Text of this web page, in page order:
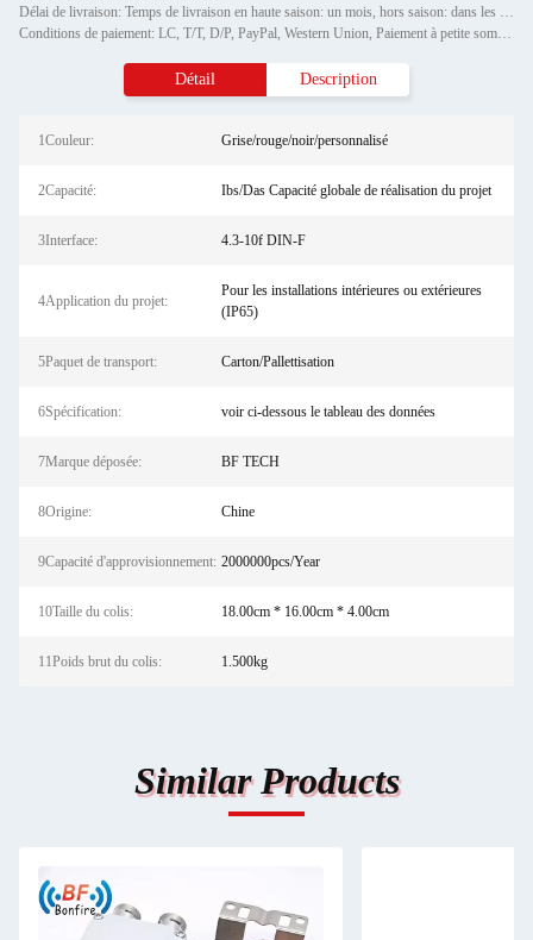
Délai de livraison: Temps de livraison en haute saison: un mois, hors saison: dans les 15 jours ouvrables
Conditions de paiement: LC, T/T, D/P, PayPal, Western Union, Paiement à petite somme, Grammes d'argent
Détail Description
1Couleur: Grise/rouge/noir/personnalisé
2Capacité: Ibs/Das Capacité globale de réalisation du projet
3Interface: 4.3-10f DIN-F
4Application du projet:
Pour les installations intérieures ou extérieures
(IP65)
5Paquet de transport: Carton/Pallettisation
6Spécification: voir ci-dessous le tableau des données
7Marque déposée: BF TECH
8Origine: Chine
9Capacité d'approvisionnement: 2000000pcs/Year
10Taille du colis: 18.00cm * 16.00cm * 4.00cm
11Poids brut du colis: 1.500kg
Similar Products